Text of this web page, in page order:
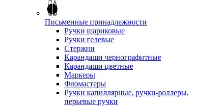
Письменные принадлежности
Ручки шариковые
Ручки гелевые
Стержни
Карандаши чернографитные
Карандаши цветные
Маркеры
Фломастеры
Ручки капиллярные, ручки-роллеры,
перьевые ручки